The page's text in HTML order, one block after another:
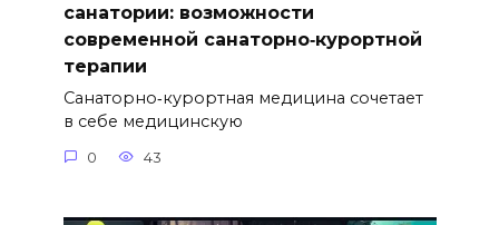
санатории: возможности
современной санаторно‑курортной
терапии
Санаторно‑курортная медицина сочетает
в себе медицинскую
0 43